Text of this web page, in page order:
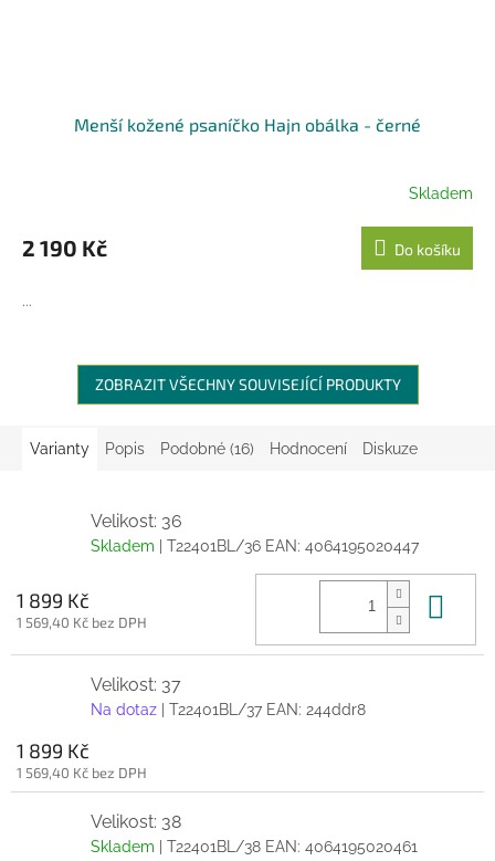
Menší kožené psaníčko Hajn obálka - černé
Skladem
2 190 Kč Do košíku
...
ZOBRAZIT VŠECHNY SOUVISEJÍCÍ PRODUKTY
Varianty Popis Podobné (16) Hodnocení Diskuze
Velikost: 36
Skladem | T22401BL/36 EAN: 4064195020447
1 899 Kč
1 569,40 Kč bez DPH
Velikost: 37
Na dotaz | T22401BL/37 EAN: 244ddr8
1 899 Kč
1 569,40 Kč bez DPH
Velikost: 38
Skladem | T22401BL/38 EAN: 4064195020461